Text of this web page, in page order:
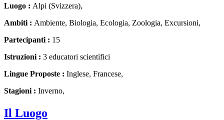
Luogo : Alpi (Svizzera),
Ambiti : Ambiente, Biologia, Ecologia, Zoologia, Excursioni,
Partecipanti : 15
Istruzioni : 3 educatori scientifici
Lingue Proposte : Inglese, Francese,
Stagioni : Inverno,
Il Luogo